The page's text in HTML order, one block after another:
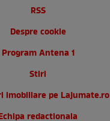
RSS
Despre cookie
Program Antena 1
Stiri
imobiliare pe Lajumate.ro
redactionala